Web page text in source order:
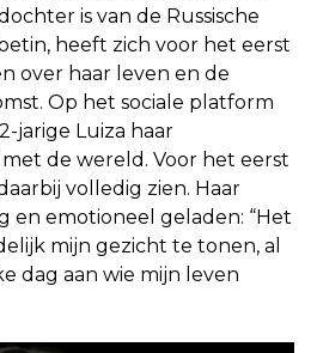
is van de Russische
heeft zich voor het eerst
over haar leven en de
Op het sociale platform
jarige Luiza haar
de wereld. Voor het eerst
volledig zien. Haar
en emotioneel geladen: “Het
mijn gezicht te tonen, al
dag aan wie mijn leven